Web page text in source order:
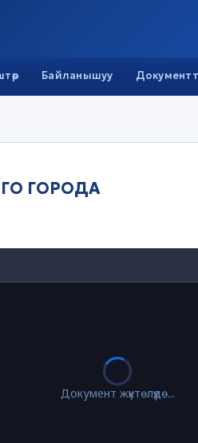
Байланышуу
ГОРОДА
Документ жүктөлүүдө...